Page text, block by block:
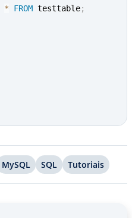
* FROM testtable;
MySQL SQL Tutoriais